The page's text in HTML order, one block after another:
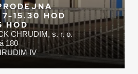
15.30 HOD
HOD
CHRUDIM, s. r. o.
180
IV